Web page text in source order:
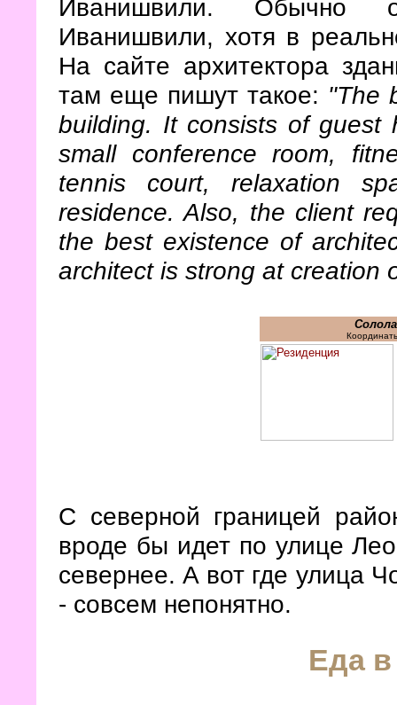
Иванишвили. Обычно
Иванишвили, хотя в
На сайте архитектора
там еще пишут такое: "The
building. It consists of guest
small conference room,
tennis court, relaxation
residence. Also, the client
the best existence of
architect is strong at creation
С северной границей
вроде бы идет по улице
севернее. А вот где улица
- совсем непонятно.
Еда